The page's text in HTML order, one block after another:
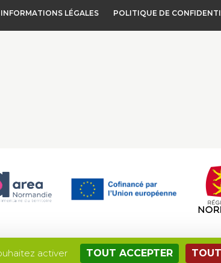
INFORMATIONS LÉGALES POLITIQUE DE
par activer TOUT ACCEPTER